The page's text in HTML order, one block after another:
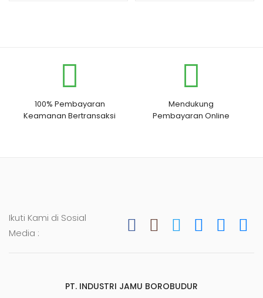
100% Pembayaran
Keamanan Bertransaksi
Mendukung
Pembayaran Online
Ikuti Kami di Sosial
Media :
PT. INDUSTRI JAMU BOROBUDUR